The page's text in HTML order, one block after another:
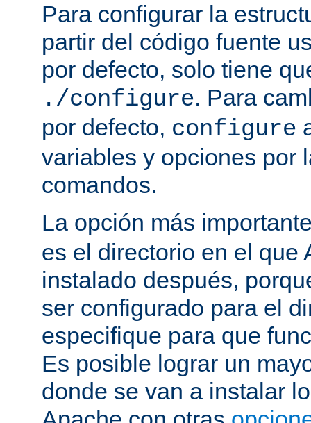
Para configurar la
partir del código fuente
por defecto, solo tiene
./configure. Para
por defecto, configure
variables y opciones por
comandos.
La opción más
es el directorio en el que
instalado después,
ser configurado para el
especifique para que
Es posible lograr un
donde se van a instalar